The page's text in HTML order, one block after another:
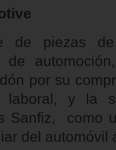
de piezas
de
por su
laboral, y la
Sanfiz, como
del automóvil